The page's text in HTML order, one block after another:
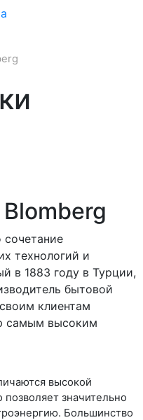
технологий и
в 1883 году в Турции,
бытовой
клиентам
самым высоким
высокой
значительно
Большинство